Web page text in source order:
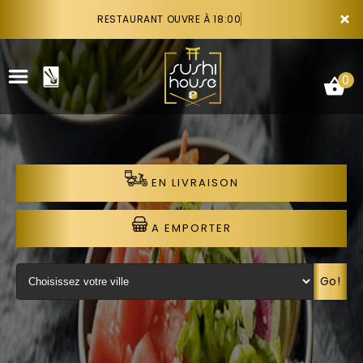
×
RESTAURANT OUVRE À 18:00
VOTRE COMPTE
NOTRE RESTAURANT
VOS AVIS
0
EN LIVRAISON
A EMPORTER
Go!